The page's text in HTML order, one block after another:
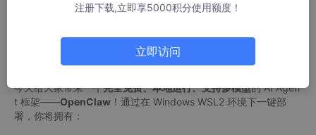
还在为远程调用大模型的延迟和隐私问题头疼吗？还在用那些收费
昂贵的 AI 助手吗？
今天给大家带来一个完全免费、本地运行、支持多模型的 AI Agen
t 框架——OpenClaw ！通过在 Windows WSL2 环境下一键部
署，你将拥有：
注册下载,立即享5000积分使用额度！
立即访问